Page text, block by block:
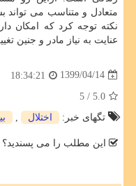
متعادل و متناسب می تواند
نکته توجه کرد که امکان
عنایت به نیاز مادر و جنین
1399/04/14
18:34:21
5.0
/ 5
تگهای خبر:
اختلال
این مطلب را می پسندید؟